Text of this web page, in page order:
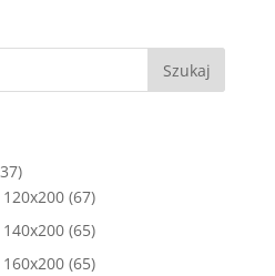
Szukaj
337
produktów
6767
produktów
6565
produktów
6565